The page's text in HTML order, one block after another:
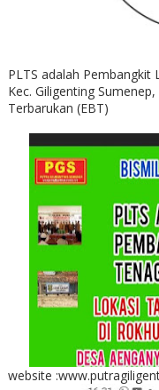
PLTS adalah Pembangkit
Kec. Giligenting
Terbarukan (EBT)
website